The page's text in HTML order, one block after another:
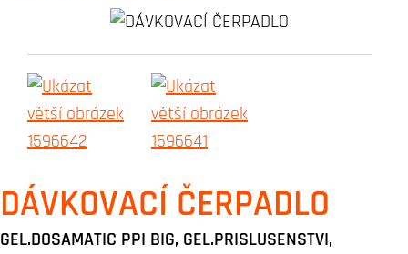
DÁVKOVACÍ ČERPADLO
GEL.DOSAMATIC PPI BIG, GEL.PRISLUSENSTVI,